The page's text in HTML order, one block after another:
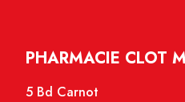
PHARMACIE CLOT
5 Bd Carnot